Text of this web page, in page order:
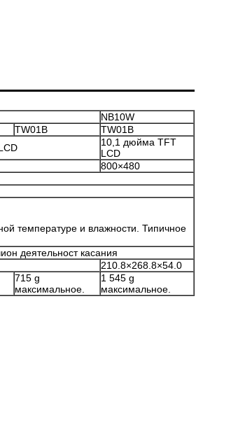
NB10W
TW01B
TW01B
10,1 дюйма TFT
LCD
800×480
температуре и влажности. Типичное
деятельност касания
210.8×268.8×54.0
715 g
максимальное.
1 545 g
максимальное.